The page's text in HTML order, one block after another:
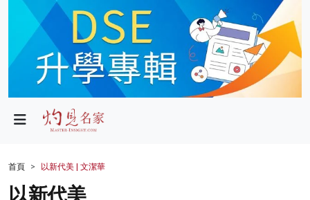
政局
財經
生活
首頁 以新代美 | 文潔華